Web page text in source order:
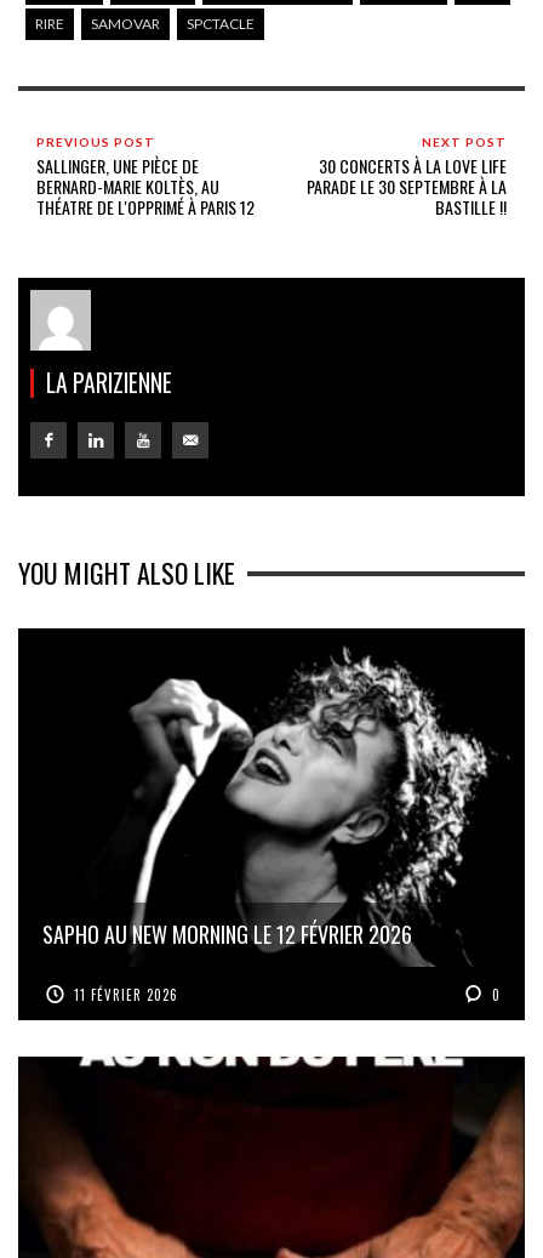
RIRE
SAMOVAR SPCTACLE
PREVIOUS POST
SALLINGER, UNE PIÈCE DE
BERNARD-MARIE KOLTÈS, AU
THÉATRE DE L'OPPRIMÉ À PARIS 12
NEXT POST
30 CONCERTS À LA LOVE LIFE
PARADE LE 30 SEPTEMBRE À LA
BASTILLE !!
LA PARIZIENNE
YOU MIGHT ALSO LIKE
SAPHO AU NEW MORNING LE 12 FÉVRIER 2026
11 FÉVRIER 2026 0